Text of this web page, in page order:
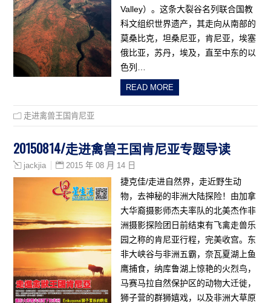
Valley）。这条大裂谷名列联合国教
科文组织世界遗产，其走向从南部的
莫桑比克，坦桑尼亚，肯尼亚，埃塞
俄比亚，苏丹，埃及，直至中东的以
色列…
READ MORE
走进禽兽王国肯尼亚
20150814/走进禽兽王国肯尼亚专题导读
jackjia 2015 年 08 月 14 日
捷克佳/走进自然界，走近野生动
物，去神秘的非洲大陆探险！由加拿
大华裔摄影师杰夫率队的北美杰作非
洲摄影探险团日前结束有飞禽走兽乐
园之称的肯尼亚行程，完美收宫。东
非大峡谷与非洲五霸，奈瓦夏湖上鱼
鹰捕食，纳库鲁湖上惊艳的火烈鸟，
马赛马拉自然保护区的动物大迁徙，
狮子营的群狮嬉戏，以及非洲大草原